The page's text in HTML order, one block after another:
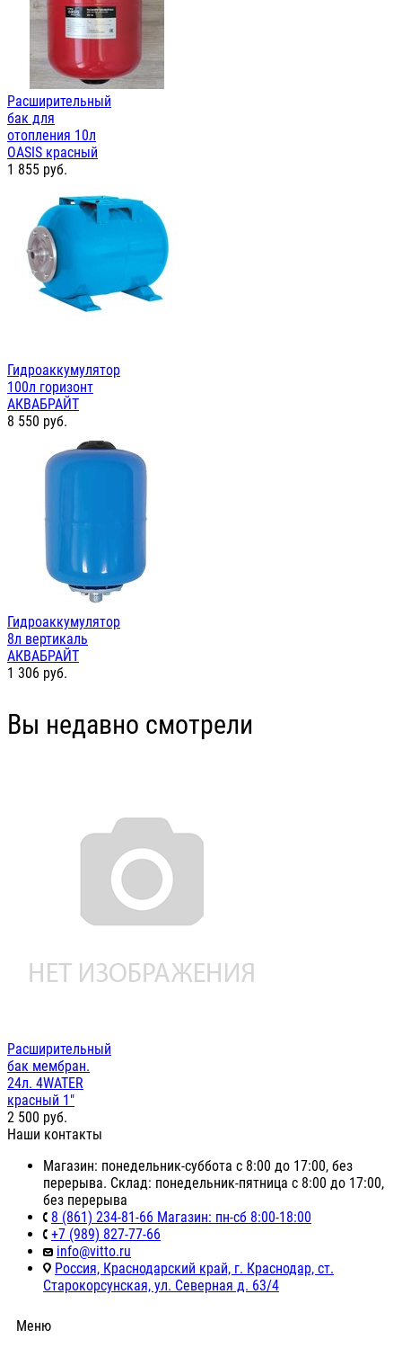
Расширительный
бак для
отопления 10л
OASIS красный
1 855 руб.
Гидроаккумулятор
100л горизонт
АКВАБРАЙТ
8 550 руб.
Гидроаккумулятор
8л вертикаль
АКВАБРАЙТ
1 306 руб.
Вы недавно смотрели
Расширительный
бак мембран.
24л. 4WATER
красный 1"
2 500 руб.
Наши контакты
Магазин: понедельник-суббота с 8:00 до 17:00, без
перерыва. Склад: понедельник-пятница с 8:00 до 17:00,
без перерыва
8 (861) 234-81-66 Магазин: пн-сб 8:00-18:00
+7 (989) 827-77-66
info@vitto.ru
Россия, Краснодарский край, г. Краснодар, ст.
Старокорсунская, ул. Северная д. 63/4
Меню